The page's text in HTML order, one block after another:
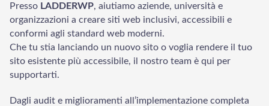
Presso LADDERWP, aiutiamo aziende, università e
organizzazioni a creare siti web inclusivi, accessibili e
conformi agli standard web moderni.
Che tu stia lanciando un nuovo sito o voglia rendere il tuo
sito esistente più accessibile, il nostro team è qui per
supportarti.
Dagli audit e miglioramenti all’implementazione completa